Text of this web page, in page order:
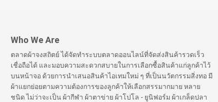
Who We Are
ตลาดผ้าจงสถิตย์ ได้จัดทำระบบตลาดออนไลน์ที่จัดส่งสินค้ารวดเร็ว
เชื่อถือได้ และมอบความสะดวกสบายในการเลือกซื้อสินค้าแก่ลูกค้าไว้
บนหน้าจอ ด้วยการนำเสนอสินค้าไอเทมใหม่ ๆ ที่เป็นนวัตกรรมสิ่งทอ มี
ผ้าแยกย่อยตามความต้องการของลูกค้าให้เลือกสรรมากมาย หลาย
ชนิด ไม่ว่าจะเป็น ผ้ากีฬา ผ้าตาข่าย ผ้าโปโล - ยูนิฟอร์ม ผ้าเกล็ดปลา